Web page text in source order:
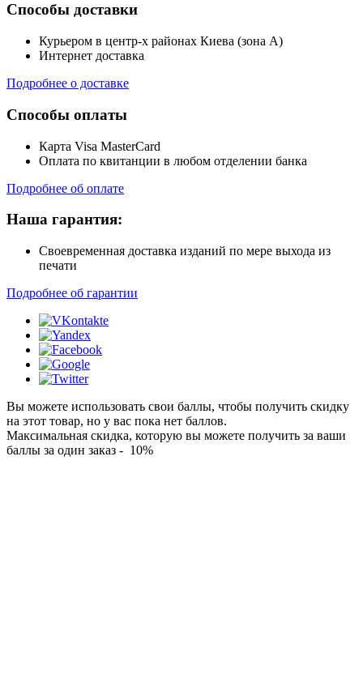
Способы доставки
Курьером в центр-х районах Киева (зона А)
Интернет доставка
Подробнее о доставке
Способы оплаты
Карта Visa MasterCard
Оплата по квитанции в любом отделении банка
Подробнее об оплате
Наша гарантия:
Своевременная доставка изданий по мере выхода из
печати
Подробнее об гарантии
Вы можете использовать свои баллы, чтобы получить скидку
на этот товар, но у вас пока нет баллов.
Максимальная скидка, которую вы можете получить за ваши
баллы за один заказ - 10%